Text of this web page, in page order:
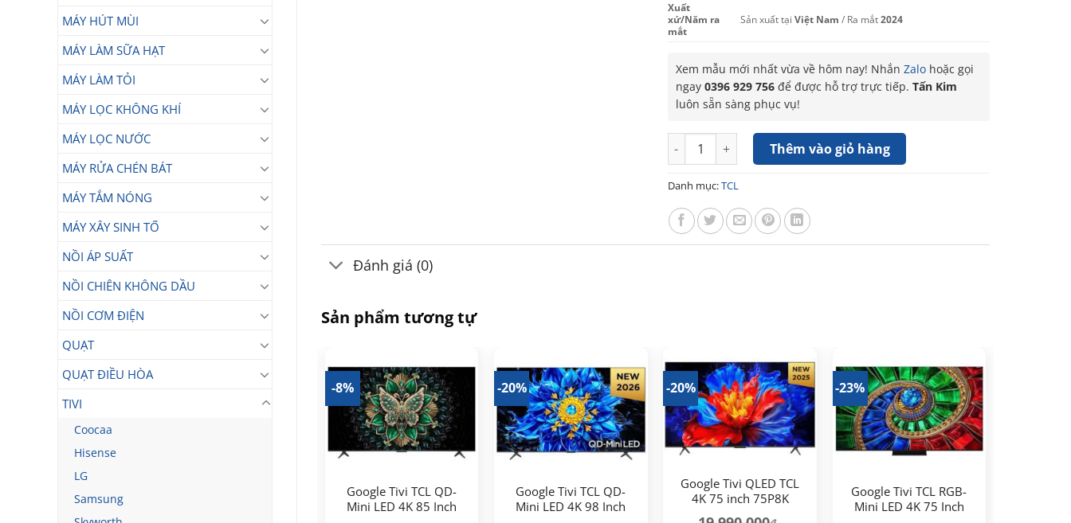
MÁY HÚT MÙI
MÁY LÀM SỮA HẠT
MÁY LÀM TỎI
MÁY LỌC KHÔNG KHÍ
MÁY LỌC NƯỚC
MÁY RỬA CHÉN BÁT
MÁY TẮM NÓNG
MÁY XÂY SINH TỐ
NỒI ÁP SUẤT
NỒI CHIÊN KHÔNG DẦU
NỒI CƠM ĐIỆN
QUẠT
QUẠT ĐIỀU HÒA
TIVI
Coocaa
Hisense
LG
Samsung
Xuất
xứ/Năm ra
mắt
Sản xuất tạiViệt Nam / Ra mắt2024
Xem mẫu mới nhất vừa về hôm nay! Nhắn Zalohoặc gọi
ngay 0396 929 756để được hỗ trợ trực tiếp. Tấn Kim
luôn sẵn sàng phục vụ!
Google Tivi QLED TCL AI FHD 40 inch 40S5K số lượng
Thêm vào giỏ hàng
Danh mục:TCL
Đánh giá (0)
Sản phẩm tương tự
-8%
Google Tivi TCL QD-
Mini LED 4K 85 Inch
-20%
Google Tivi TCL QD-
Mini LED 4K 98 Inch
-20%
Google Tivi QLED TCL
4K 75 inch 75P8K
-23%
Google Tivi TCL RGB-
Mini LED 4K 75 Inch
Google Tivi QLED TCL
4K 85 inch 85P8K